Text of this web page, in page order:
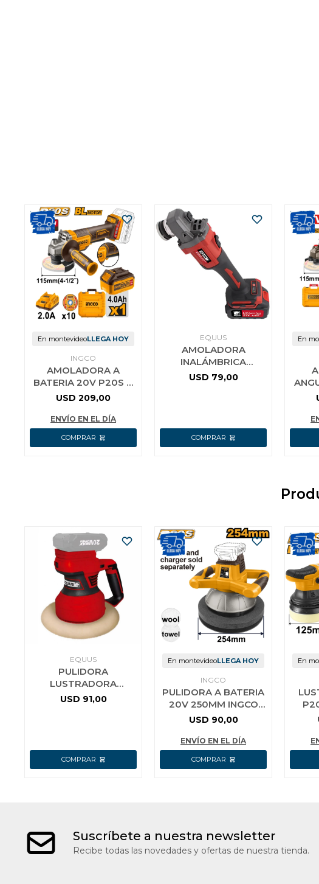
En montevideoLLEGA HOY
INGCO
AMOLADORA A
BATERIA 20V P20S 4
1/2´´ BRUSHLESS CON
SEGURIDAD C/1
USD 209,00
ENVÍO EN EL DÍA
EQUUS
AMOLADORA
INALÁMBRICA
BRUSHLESS 21V
USD 79,00
En
EQUUS
PULIDORA
LUSTRADORA
ORBITAL PARA AUTO
USD 91,00
En montevideoLLEGA HOY
INGCO
PULIDORA A BATERIA
20V 250MM INGCO
COPLI2001 LINEA
USD 90,00
ENVÍO EN EL DÍA
En
Suscríbete a nuestra newsletter
Recibe todas las novedades y ofertas de nuestra tienda.